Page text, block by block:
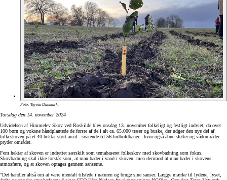
Foto: Toyota Danmark.
Torsdag den 14. november 2024
Udvidelsen af Himmelev Skov ved Roskilde blev onsdag 13. november folkeligt og festligt indviet, da over
100 børn og voksne håndplantede de første af de i alt ca. 65.000 træer og buske, der udgør den nye del af
folkeskoven på et 40 hektar stort areal - svarende til 56 fodboldbaner - hvor også åbne sletter og vådområder
pryder området.
Fem hektar af skoven er indrettet særskilt som temabaseret folkeskov med skovbadning som fokus.
Skovbadning skal ikke forstås som, at man bader i vand i skoven, men derimod at man bader i skovens
atmosfære, og at skoven optages gennem sanserne.
"Det handler altså om at være mentalt tilstede i naturen og bruge sine sanser. Lægge mærke til lydene, lyset,